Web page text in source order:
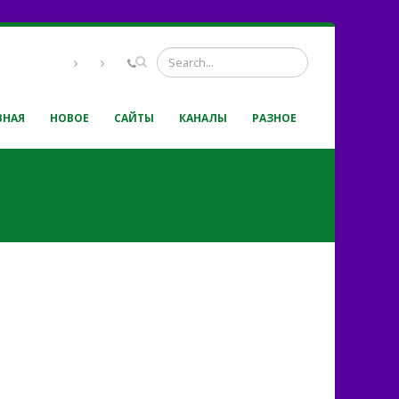
НОВОЕ САЙТЫ КАНАЛЫ РАЗНОЕ